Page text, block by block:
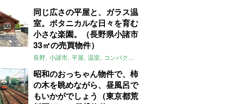
同じ広さの平屋と、ガラス温
室。ボタニカルな日々を育む
小さな楽園。（長野県小諸市
33㎡の売買物件）
長野 小諸市 平屋 温室 コンパクト
昭和のおっちゃん物件で、柿
の木を眺めながら、昼風呂で
もいかがでしょう（東京都荒